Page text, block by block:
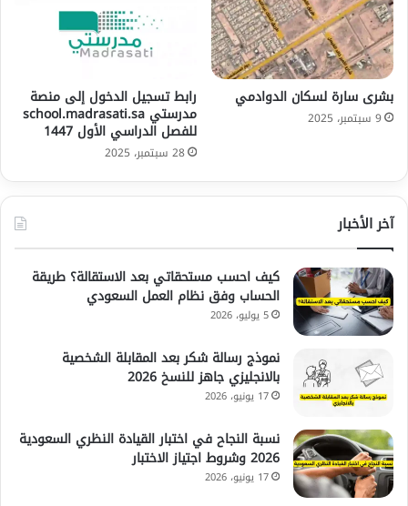
بشرى سارة لسكان الدوادمي
9 سبتمبر، 2025
رابط تسجيل الدخول إلى منصة
مدرستي school.madrasati.sa
للفصل الدراسي الأول 1447
28 سبتمبر، 2025
آخر الأخبار
كيف احسب مستحقاتي بعد الاستقالة؟ طريقة
الحساب وفق نظام العمل السعودي
5 يوليو، 2026
نموذج رسالة شكر بعد المقابلة الشخصية
بالانجليزي جاهز للنسخ 2026
17 يونيو، 2026
نسبة النجاح في اختبار القيادة النظري السعودية
2026 وشروط اجتياز الاختبار
17 يونيو، 2026